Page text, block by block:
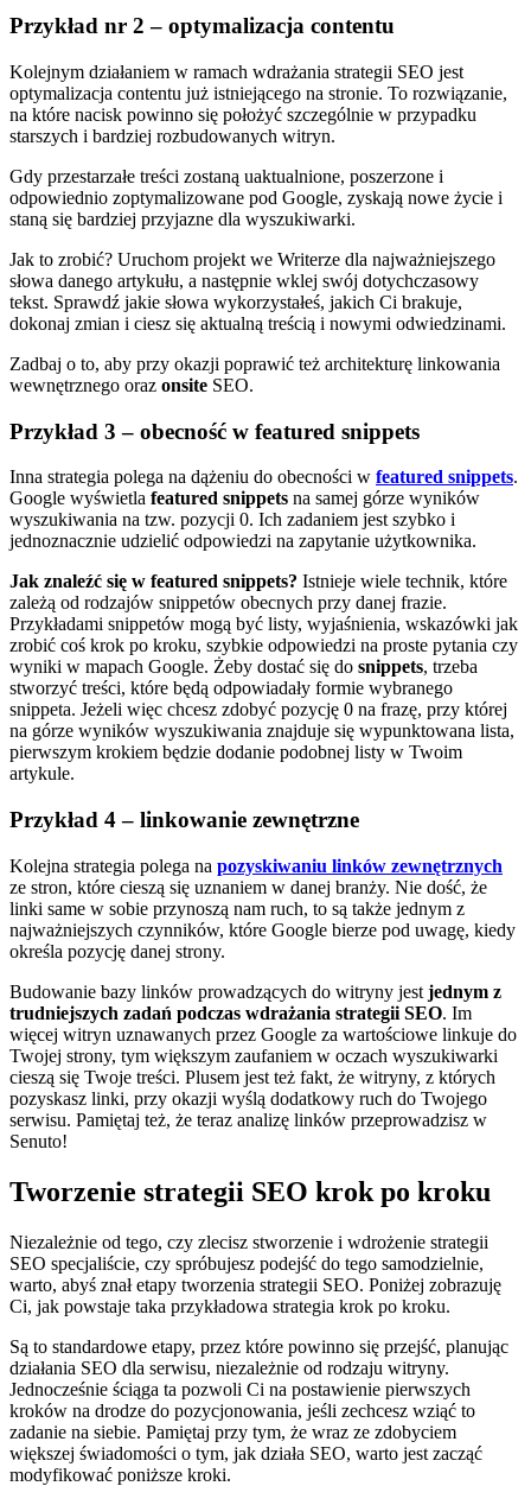
Przykład nr 2 – optymalizacja contentu
Kolejnym działaniem w ramach wdrażania strategii SEO jest
optymalizacja contentu już istniejącego na stronie. To rozwiązanie,
na które nacisk powinno się położyć szczególnie w przypadku
starszych i bardziej rozbudowanych witryn.
Gdy przestarzałe treści zostaną uaktualnione, poszerzone i
odpowiednio zoptymalizowane pod Google, zyskają nowe życie i
staną się bardziej przyjazne dla wyszukiwarki.
Jak to zrobić? Uruchom projekt we Writerze dla najważniejszego
słowa danego artykułu, a następnie wklej swój dotychczasowy
tekst. Sprawdź jakie słowa wykorzystałeś, jakich Ci brakuje,
dokonaj zmian i ciesz się aktualną treścią i nowymi odwiedzinami.
Zadbaj o to, aby przy okazji poprawić też architekturę linkowania
wewnętrznego oraz onsite SEO.
Przykład 3 – obecność w featured snippets
Inna strategia polega na dążeniu do obecności w featured snippets.
Google wyświetla featured snippets na samej górze wyników
wyszukiwania na tzw. pozycji 0. Ich zadaniem jest szybko i
jednoznacznie udzielić odpowiedzi na zapytanie użytkownika.
Jak znaleźć się w featured snippets? Istnieje wiele technik, które
zależą od rodzajów snippetów obecnych przy danej frazie.
Przykładami snippetów mogą być listy, wyjaśnienia, wskazówki jak
zrobić coś krok po kroku, szybkie odpowiedzi na proste pytania czy
wyniki w mapach Google. Żeby dostać się do snippets, trzeba
stworzyć treści, które będą odpowiadały formie wybranego
snippeta. Jeżeli więc chcesz zdobyć pozycję 0 na frazę, przy której
na górze wyników wyszukiwania znajduje się wypunktowana lista,
pierwszym krokiem będzie dodanie podobnej listy w Twoim
artykule.
Przykład 4 – linkowanie zewnętrzne
Kolejna strategia polega na pozyskiwaniu linków zewnętrznych
ze stron, które cieszą się uznaniem w danej branży. Nie dość, że
linki same w sobie przynoszą nam ruch, to są także jednym z
najważniejszych czynników, które Google bierze pod uwagę, kiedy
określa pozycję danej strony.
Budowanie bazy linków prowadzących do witryny jest jednym z
trudniejszych zadań podczas wdrażania strategii SEO. Im
więcej witryn uznawanych przez Google za wartościowe linkuje do
Twojej strony, tym większym zaufaniem w oczach wyszukiwarki
cieszą się Twoje treści. Plusem jest też fakt, że witryny, z których
pozyskasz linki, przy okazji wyślą dodatkowy ruch do Twojego
serwisu. Pamiętaj też, że teraz analizę linków przeprowadzisz w
Senuto!
Tworzenie strategii SEO krok po kroku
Niezależnie od tego, czy zlecisz stworzenie i wdrożenie strategii
SEO specjaliście, czy spróbujesz podejść do tego samodzielnie,
warto, abyś znał etapy tworzenia strategii SEO. Poniżej zobrazuję
Ci, jak powstaje taka przykładowa strategia krok po kroku.
Są to standardowe etapy, przez które powinno się przejść, planując
działania SEO dla serwisu, niezależnie od rodzaju witryny.
Jednocześnie ściąga ta pozwoli Ci na postawienie pierwszych
kroków na drodze do pozycjonowania, jeśli zechcesz wziąć to
zadanie na siebie. Pamiętaj przy tym, że wraz ze zdobyciem
większej świadomości o tym, jak działa SEO, warto jest zacząć
modyfikować poniższe kroki.